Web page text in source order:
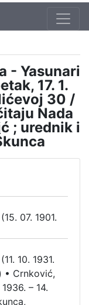
- Yasunari
17. 1.
30 /
Nada
; urednik i
07. 1901.
10. 1931.
• Crnković,
– 14.